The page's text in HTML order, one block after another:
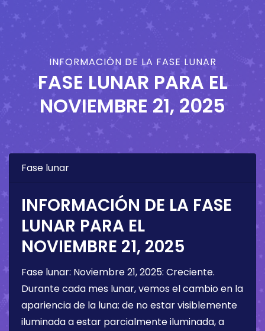
INFORMACIÓN DE LA FASE LUNAR
FASE LUNAR PARA EL
NOVIEMBRE 21, 2025
Fase lunar
INFORMACIÓN DE LA FASE
LUNAR PARA EL
NOVIEMBRE 21, 2025
Fase lunar: Noviembre 21, 2025: Creciente.
Durante cada mes lunar, vemos el cambio en la
apariencia de la luna: de no estar visiblemente
iluminada a estar parcialmente iluminada, a